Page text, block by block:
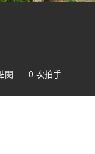
閱 0 次拍手